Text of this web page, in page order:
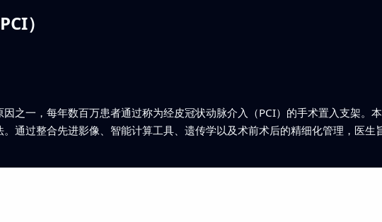
）
之一，每年数百万患者通过称为经皮冠状动脉介入（PCI）的手术置入支架。
。通过整合先进影像、智能计算工具、遗传学以及术前术后的精细化管理，医